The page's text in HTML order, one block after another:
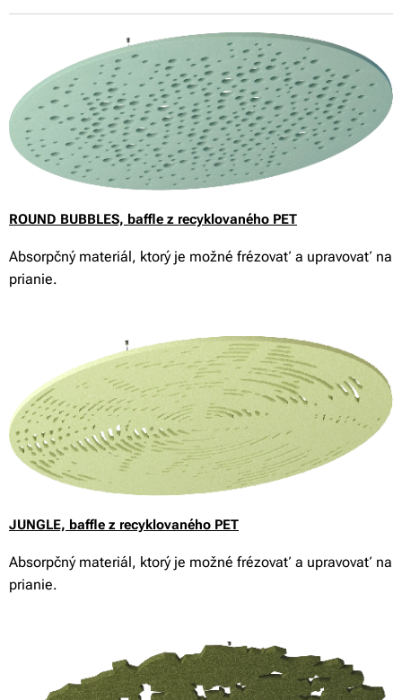
ROUND BUBBLES, baffle z recyklovaného PET
Absorpčný materiál, ktorý je možné frézovať a upravovať na
prianie.
JUNGLE, baffle z recyklovaného PET
Absorpčný materiál, ktorý je možné frézovať a upravovať na
prianie.